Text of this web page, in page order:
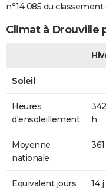
n°14 085 du classement
Climat à Drouville
Soleil
Heures
d'ensoleillement
342
h
Moyenne
nationale
Equivalent jours
14 j